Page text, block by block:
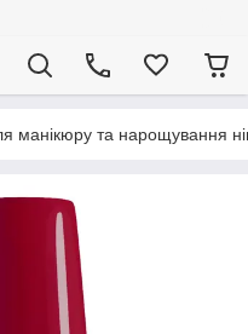
манікюру та нарощування